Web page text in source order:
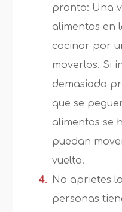
pronto: Una
alimentos en
cocinar por
moverlos. Si
demasiado
que se
alimentos se
puedan
vuelta.
No aprietes
personas